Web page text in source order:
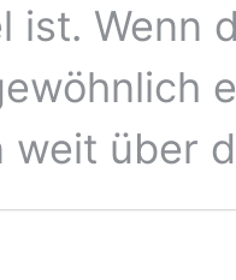
ist. Wenn
weit über